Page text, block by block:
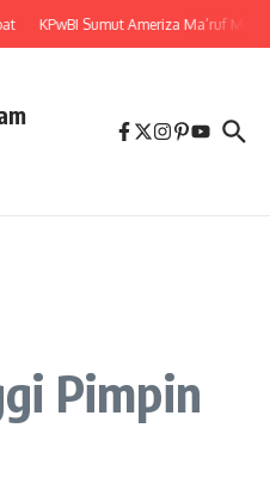
Sumut Ameriza Ma’ruf Moesa :
Pimpin